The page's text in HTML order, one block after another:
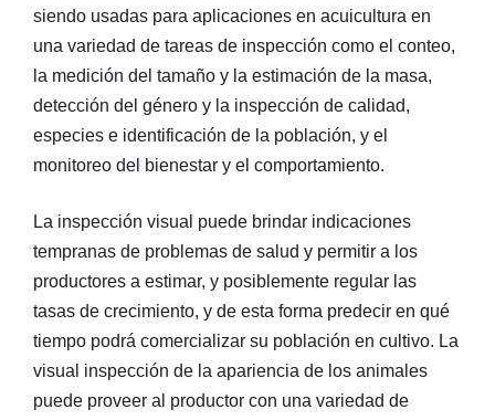
siendo usadas para aplicaciones en acuicultura en
una variedad de tareas de inspección como el conteo,
la medición del tamaño y la estimación de la masa,
detección del género y la inspección de calidad,
especies e identificación de la población, y el
monitoreo del bienestar y el comportamiento.
La inspección visual puede brindar indicaciones
tempranas de problemas de salud y permitir a los
productores a estimar, y posiblemente regular las
tasas de crecimiento, y de esta forma predecir en qué
tiempo podrá comercializar su población en cultivo. La
visual inspección de la apariencia de los animales
puede proveer al productor con una variedad de